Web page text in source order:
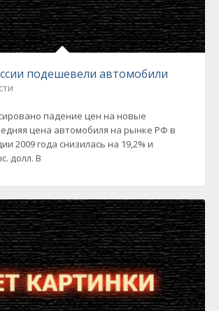
подешевели автомобили
падение цен на новые
цена автомобиля на рынке РФ в
2009 года снизилась на 19,2% и
долл. В